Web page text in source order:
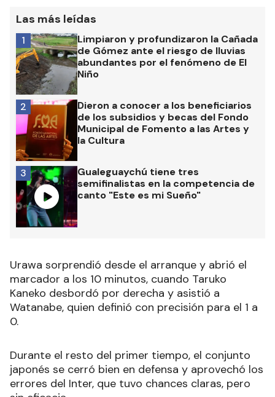
Las más leídas
Limpiaron y profundizaron la Cañada
de Gómez ante el riesgo de lluvias
abundantes por el fenómeno de El
Niño
1
Dieron a conocer a los beneficiarios
de los subsidios y becas del Fondo
Municipal de Fomento a las Artes y
la Cultura
2
Gualeguaychú tiene tres
semifinalistas en la competencia de
canto "Este es mi Sueño"
3
Urawa sorprendió desde el arranque y abrió el
marcador a los 10 minutos, cuando Taruko
Kaneko desbordó por derecha y asistió a
Watanabe, quien definió con precisión para el 1 a
0.
Durante el resto del primer tiempo, el conjunto
japonés se cerró bien en defensa y aprovechó los
errores del Inter, que tuvo chances claras, pero